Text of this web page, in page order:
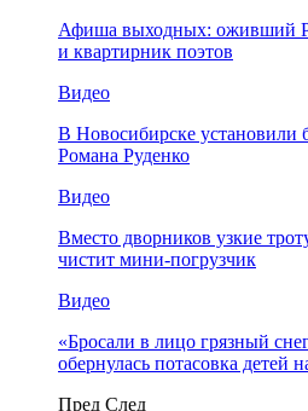
Афиша выходных: оживший
и квартирник поэтов
Видео
В Новосибирске
Романа Руденко
Видео
Вместо дворников узкие
чистит мини-погрузчик
Видео
«Бросали в лицо грязный
обернулась потасовка детей
Пред След